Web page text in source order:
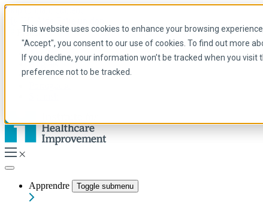
This website uses cookies to enhance your browsing
"Accept", you consent to our use of cookies. To find out more
If you decline, your information won’t be tracked when you
preference not to be tracked.
Skip to main content
French
Arabic
Anglais
Français
Apprendre Toggle submenu